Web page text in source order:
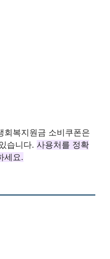
회복지원금 소비쿠폰은
습니다. 사용처를 정확
세요.